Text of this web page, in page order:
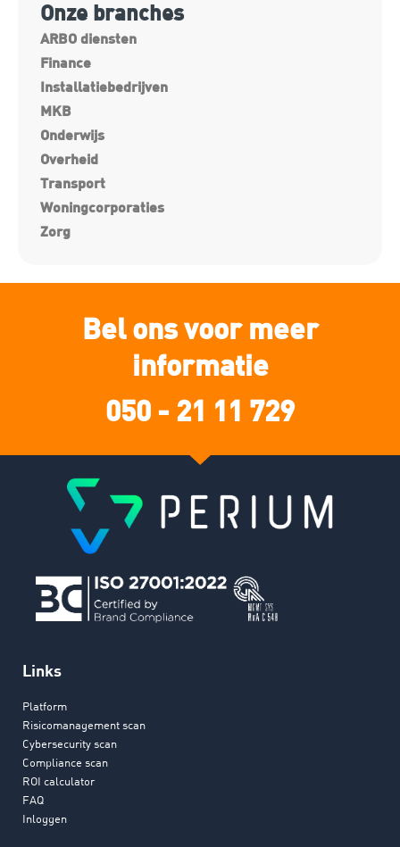
Onze branches
ARBO diensten
Finance
Installatiebedrijven
MKB
Onderwijs
Overheid
Transport
Woningcorporaties
Zorg
Bel ons voor meer
informatie
050 - 21 11 729
Links
Platform
Risicomanagement scan
Cybersecurity scan
Compliance scan
ROI calculator
FAQ
Inloggen